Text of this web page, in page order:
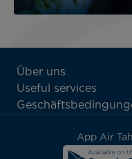
ATN:
Footer
menu
Über uns
Useful services
App Air